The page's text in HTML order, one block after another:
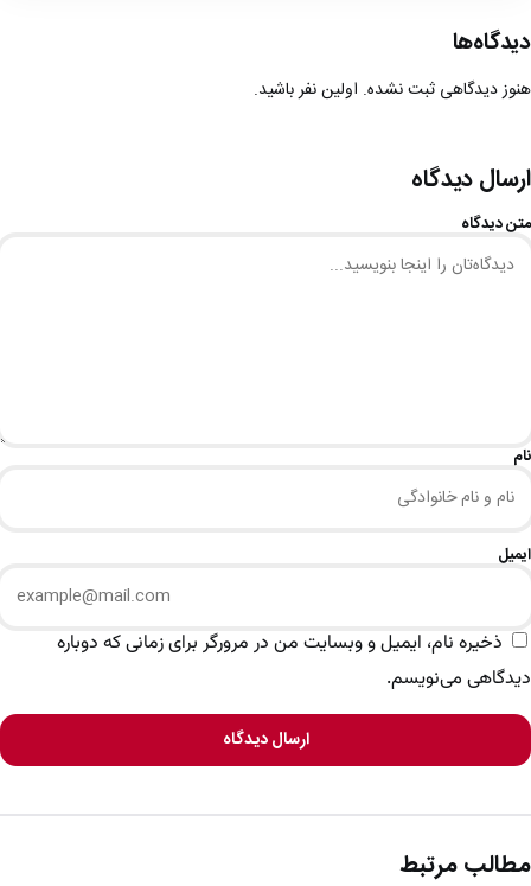
دیدگاه‌ها
هنوز دیدگاهی ثبت نشده. اولین نفر باشید.
ارسال دیدگاه
متن دیدگاه
نام
ایمیل
ذخیره نام، ایمیل و وبسایت من در مرورگر برای زمانی که دوباره
دیدگاهی می‌نویسم.
ارسال دیدگاه
مطالب مرتبط